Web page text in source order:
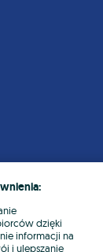
dzięki
informacji na
i ulepszanie